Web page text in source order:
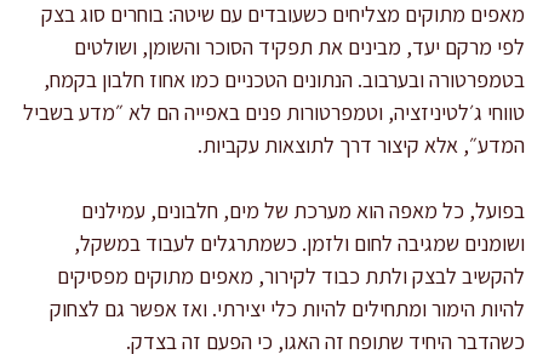
מאפים מתוקים מצליחים כשעובדים עם שיטה: בוחרים סוג בצק
לפי מרקם יעד, מבינים את תפקיד הסוכר והשומן, ושולטים
בטמפרטורה ובערבוב. הנתונים הטכניים כמו אחוז חלבון בקמח,
טווחי ג׳לטיניזציה, וטמפרטורות פנים באפייה הם לא ״מדע בשביל
המדע״, אלא קיצור דרך לתוצאות עקביות.
בפועל, כל מאפה הוא מערכת של מים, חלבונים, עמילנים
ושומנים שמגיבה לחום ולזמן. כשמתרגלים לעבוד במשקל,
להקשיב לבצק ולתת כבוד לקירור, מאפים מתוקים מפסיקים
להיות הימור ומתחילים להיות כלי יצירתי. ואז אפשר גם לצחוק
כשהדבר היחיד שתופח זה האגו, כי הפעם זה בצדק.